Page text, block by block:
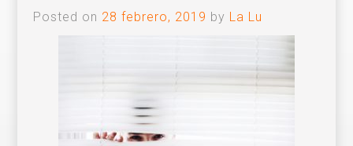
Posted on 28 febrero, 2019 by La Lu